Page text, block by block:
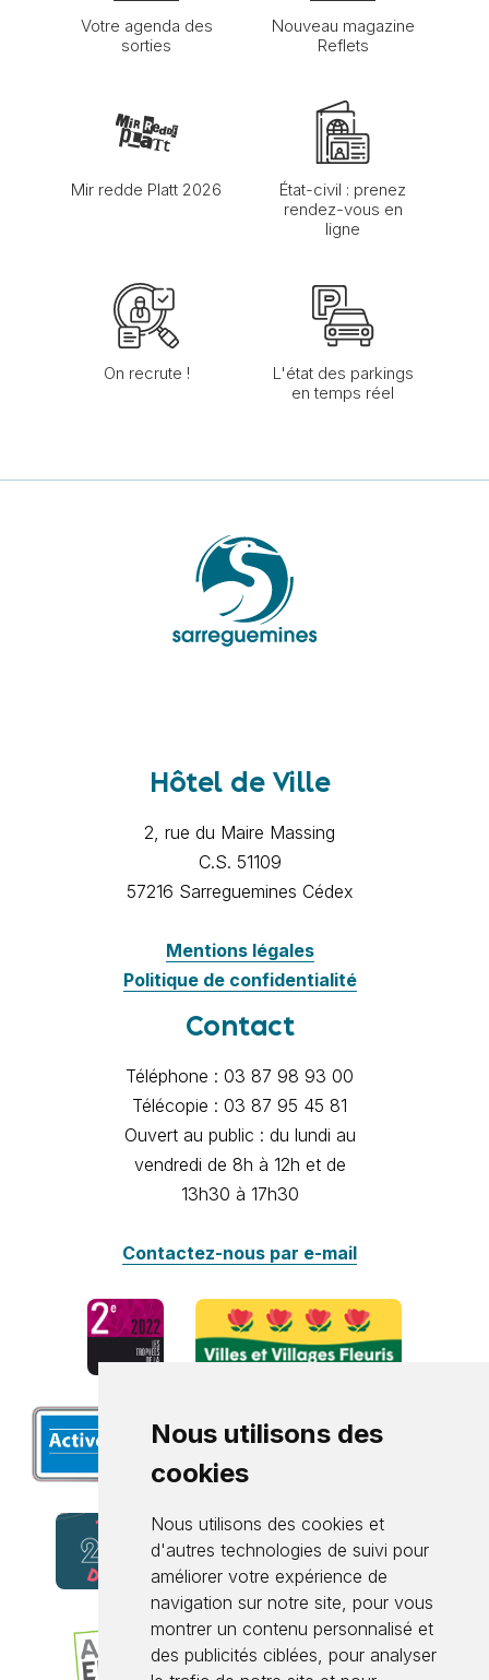
Nous utilisons des
cookies
Nous utilisons des cookies et
d'autres technologies de suivi pour
améliorer votre expérience de
navigation sur notre site, pour vous
montrer un contenu personnalisé et
des publicités ciblées, pour analyser
Votre agenda des
sorties
Nouveau magazine
Reflets
Mir redde Platt 2026
État-civil : prenez
rendez-vous en
ligne
On recrute !
L'état des parkings
en temps réel
Hôtel de Ville
2, rue du Maire Massing
C.S. 51109
57216 Sarreguemines Cédex
Mentions légales
Politique de confidentialité
Contact
Téléphone : 03 87 98 93 00
Télécopie : 03 87 95 45 81
Ouvert au public : du lundi au
vendredi de 8h à 12h et de
13h30 à 17h30
Contactez-nous par e-mail